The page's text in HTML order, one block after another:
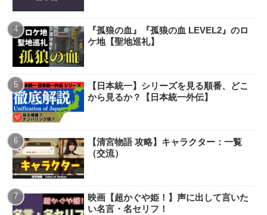
『孤狼の血』『孤狼の血 LEVEL2』のロ
ケ地【聖地巡礼】
【日本統一】シリーズを見る順番、どこ
から見るか？【日本統一外伝】
【清宮物語 攻略】キャラクター：一覧
（交流）
映画【超かぐや姫！】声に出して言いた
い名言・名セリフ！